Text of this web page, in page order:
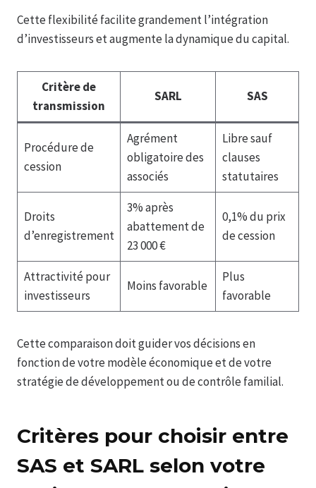
Cette flexibilité facilite grandement l’intégration
d’investisseurs et augmente la dynamique du capital.
Critère de
transmission
SARL SAS
Procédure de
cession
Agrément
obligatoire des
associés
Libre sauf
clauses
statutaires
Droits
d’enregistrement
3% après
abattement de
23 000 €
0,1% du prix
de cession
Attractivité pour
investisseurs
Moins favorable
Plus
favorable
Cette comparaison doit guider vos décisions en
fonction de votre modèle économique et de votre
stratégie de développement ou de contrôle familial.
Critères pour choisir entre
SAS et SARL selon votre